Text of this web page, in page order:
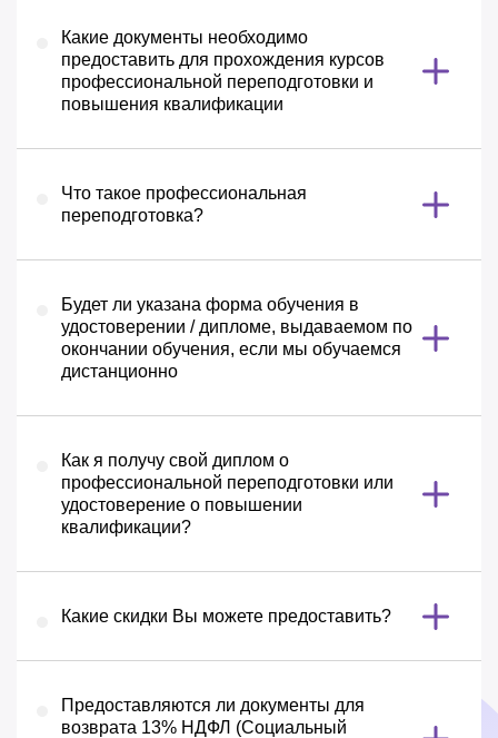
Какие документы необходимо
предоставить для прохождения курсов
профессиональной переподготовки и
повышения квалификации
Что такое профессиональная
переподготовка?
Будет ли указана форма обучения в
удостоверении / дипломе, выдаваемом по
окончании обучения, если мы обучаемся
дистанционно
Как я получу свой диплом о
профессиональной переподготовки или
удостоверение о повышении
квалификации?
Какие скидки Вы можете предоставить?
Предоставляются ли документы для
возврата 13% НДФЛ (Социальный